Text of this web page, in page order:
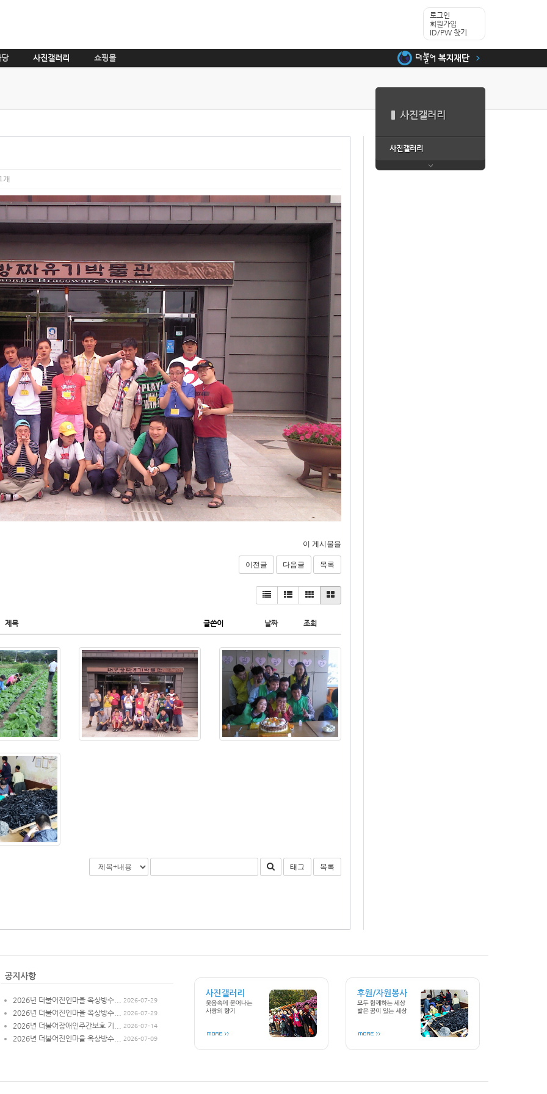
로그인
회원가입
ID/PW 찾기
사진갤러리 쇼핑몰
사진갤러리
사진갤러리
이 게시물을
이전글 다음글 목록
제목 글쓴이 날짜 조회
태그 목록
2026년 더불어진인마을 옥상방수... 2026-07-29
2026년 더불어진인마을 옥상방수... 2026-07-29
2026년 더불어장애인주간보호 기... 2026-07-14
2026년 더불어진인마을 옥상방수... 2026-07-09